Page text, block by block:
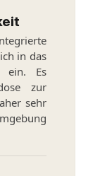
in das
ein. Es
zur
sehr